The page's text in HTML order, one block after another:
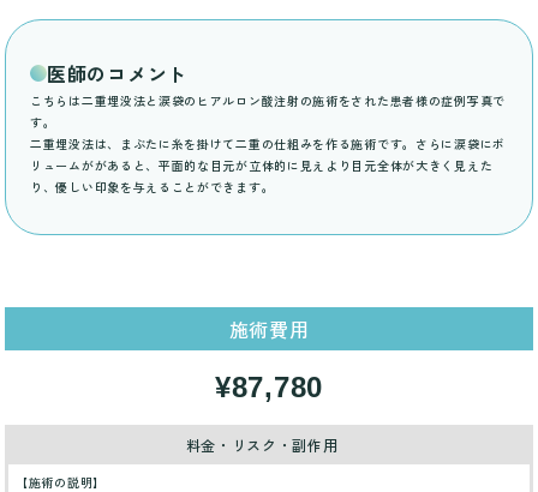
医師のコメント
こちらは二重埋没法と涙袋のヒアルロン酸注射の施術をされた患者様の症例写真で
す。
二重埋没法は、まぶたに糸を掛けて二重の仕組みを作る施術です。さらに涙袋にボ
リュームががあると、平面的な目元が立体的に見えより目元全体が大きく見えた
り、優しい印象を与えることができます。
施術費用
¥87,780
料金・リスク・副作用
【施術の説明】